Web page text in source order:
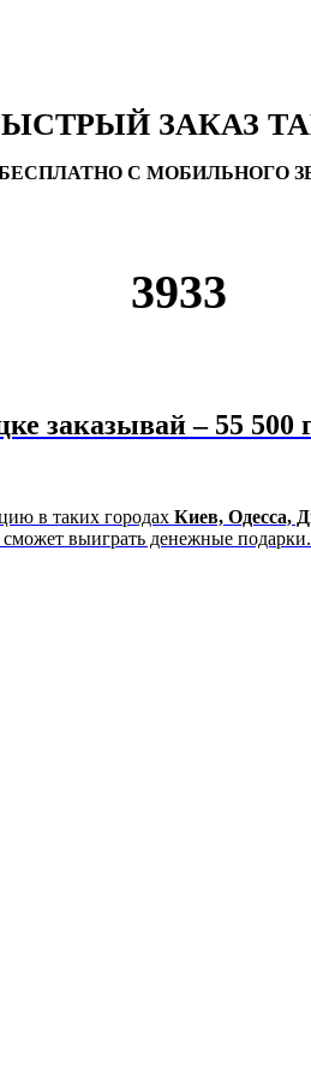
ЗАКАЗ
С МОБИЛЬНОГО
3933
заказывай – 55
в таких городах Киев, Одесса,
сможет выиграть денежные подарки.